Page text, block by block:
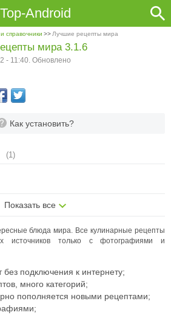
Top-Android
справочники >> Лучшие рецепты мира
Как установить?
(1)
Показать все
мира 3.1.6
- 11:40. Обновлено
блюда мира. Все кулинарные рецепты
источников только с фотографиями и
подключения к интернету;
много категорий;
пополняется новыми рецептами;